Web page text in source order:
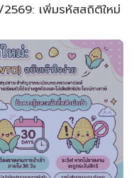
เพิ่มรหัสสถิติใหม่